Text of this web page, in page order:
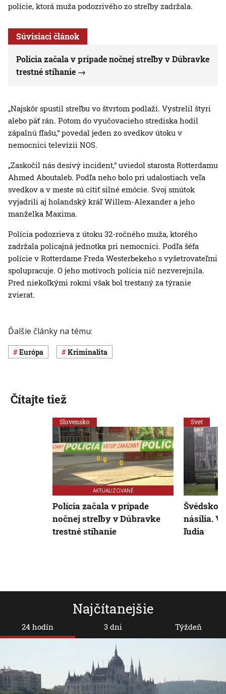
polície, ktorá muža podozrivého zo streľby zadržala.
Súvisiaci článok
Polícia začala v prípade nočnej streľby v Dúbravke
trestné stíhanie
„Najskôr spustil streľbu vo štvrtom podlaží. Vystrelil štyri
alebo päť rán. Potom do vyučovacieho strediska hodil
zápalnú fľašu,“ povedal jeden zo svedkov útoku v
nemocnici televízii NOS.
„Zaskočil nás desivý incident,“ uviedol starosta Rotterdamu
Ahmed Aboutaleb. Podľa neho bolo pri udalostiach veľa
svedkov a v meste sú cítiť silné emócie. Svoj smútok
vyjadrili aj holandský kráľ Willem-Alexander a jeho
manželka Maxima.
Polícia podozrieva z útoku 32-ročného muža, ktorého
zadržala policajná jednotka pri nemocnici. Podľa šéfa
polície v Rotterdame Freda Westerbekeho s vyšetrovateľmi
spolupracuje. O jeho motívoch polícia nič nezverejnila.
Pred niekoľkými rokmi však bol trestaný za týranie
zvierat.
Ďalšie články na tému:
Európa Kriminalita
Najčítanejšie
24 hodín 3 dni Týždeň
Čítajte tiež
Slovensko
AKTUALIZOVANÉ
Polícia začala v prípade
nočnej streľby v Dúbravke
trestné stíhanie
Svet
násilia. V
ľudia